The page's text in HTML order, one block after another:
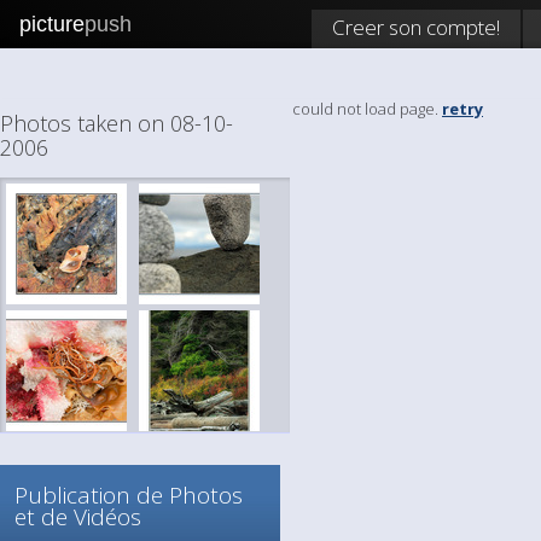
picturepush Creer son compte!
Photos taken on 08-10-
2006
Publication de Photos
et de Vidéos
could not load page. retry